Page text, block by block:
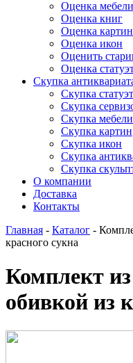
Оценка
Оценка книг
Оценка картин
Оценка икон
Оценить
Оценка
Скупка
Скупка
Скупка
Скупка мебели
Скупка картин
Скупка икон
Скупка
Скупка
О компании
Доставка
Контакты
Главная - Каталог -
красного сукна
Комплект
обивкой из